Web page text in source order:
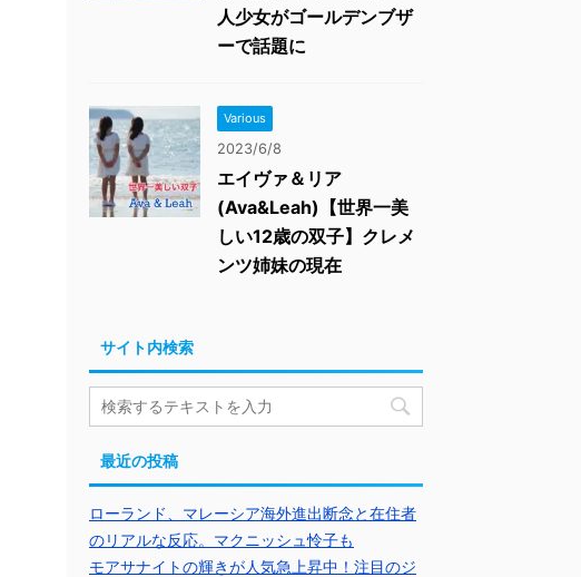
人少女がゴールデンブザ
ーで話題に
Various
2023/6/8
エイヴァ＆リア
(Ava&Leah)【世界一美
しい12歳の双子】クレメ
ンツ姉妹の現在
サイト内検索
最近の投稿
ローランド、マレーシア海外進出断念と在住者
のリアルな反応。マクニッシュ怜子も
モアサナイトの輝きが人気急上昇中！注目のジ